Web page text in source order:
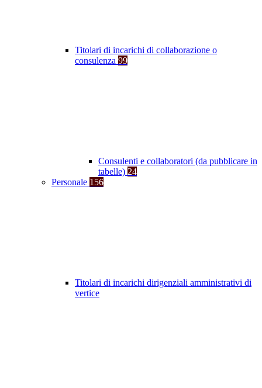
Titolari di incarichi di collaborazione o
consulenza 99
Consulenti e collaboratori (da pubblicare in
tabelle) 24
Personale 156
Titolari di incarichi dirigenziali amministrativi di
vertice